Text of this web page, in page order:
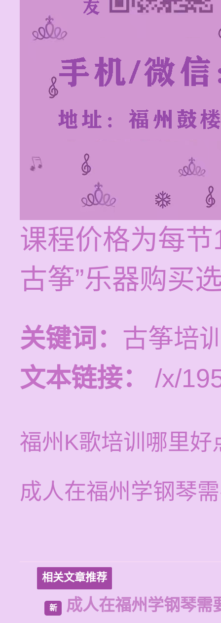
课程价格为每
古筝”乐器购买
关键词： 古筝培
文本链接：
/x/
福州K歌培训哪里好
成人在福州学钢琴
相关文章推荐
新 成人在福州学钢琴需